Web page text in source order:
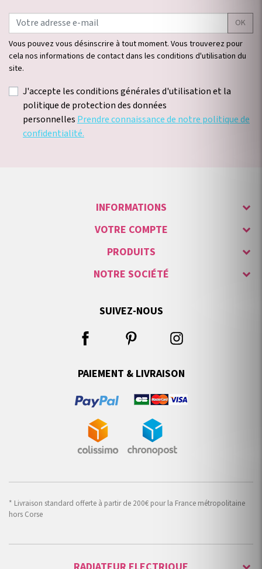
OK
Vous pouvez vous désinscrire à tout moment. Vous trouverez pour
cela nos informations de contact dans les conditions d'utilisation du
site.
J'accepte les conditions générales d'utilisation et la
politique de protection des données
personnelles Prendre connaissance de notre politique de
confidentialité.
INFORMATIONS
VOTRE COMPTE
PRODUITS
NOTRE SOCIÉTÉ
SUIVEZ-NOUS
PAIEMENT & LIVRAISON
* Livraison standard offerte à partir de 200€ pour la France métropolitaine
hors Corse